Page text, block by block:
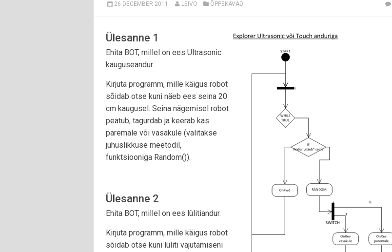
26 DECEMBER 2011 LEIVO ÕPPEKAVAD
Ülesanne 1
Ehita BOT, millel on ees Ultrasonic
kauguseandur.
Kirjuta programm, mille käigus robot
sõidab otse kuni näeb ees seina 20
cm kaugusel. Seina nägemisel robot
peatub, tagurdab ja keerab kas
paremale või vasakule (valitakse
juhuslikkuse meetodil,
funktsiooniga Random()).
Ülesanne 2
Ehita BOT, millel on ees lülitiandur.
Kirjuta programm, mille käigus robot
sõidab otse kuni lüliti vajutamiseni